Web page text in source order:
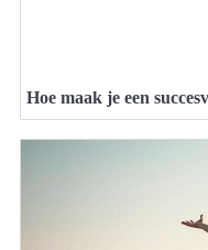
Hoe maak je een